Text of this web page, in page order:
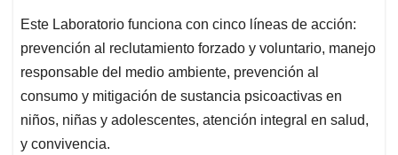
Este Laboratorio funciona con cinco líneas de acción:
prevención al reclutamiento forzado y voluntario, manejo
responsable del medio ambiente, prevención al
consumo y mitigación de sustancia psicoactivas en
niños, niñas y adolescentes, atención integral en salud,
y convivencia.